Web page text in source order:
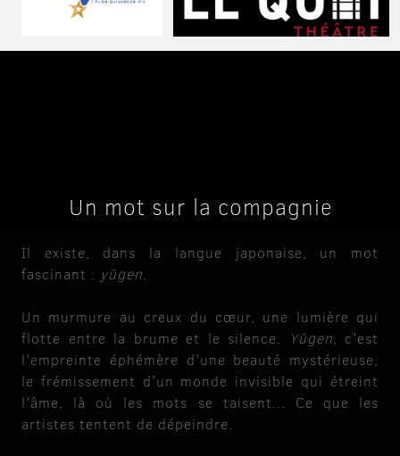
Un mot sur la compagnie
Il existe, dans la langue japonaise, un mot
fascinant : yūgen.
Un murmure au creux du cœur, une lumière qui
flotte entre la brume et le silence.
Yūgen, c'est
l'empreinte éphémère d'une beauté mystérieuse,
le frémissement d'un monde invisible qui étreint
l'âme, là où les mots se taisent... Ce que les
artistes tentent de dépeindre.